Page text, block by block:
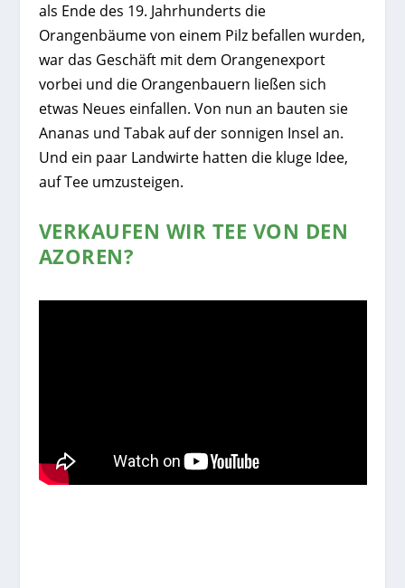
als Ende des 19. Jahrhunderts die
Orangenbäume von einem Pilz befallen wurden,
war das Geschäft mit dem Orangenexport
vorbei und die Orangenbauern ließen sich
etwas Neues einfallen. Von nun an bauten sie
Ananas und Tabak auf der sonnigen Insel an.
Und ein paar Landwirte hatten die kluge Idee,
auf Tee umzusteigen.
VERKAUFEN WIR TEE VON DEN
AZOREN?